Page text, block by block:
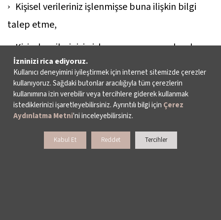
Kişisel verileriniz işlenmişse buna ilişkin bilgi
talep etme,
Kişisel verilerinizin işlenme amacını ve bunların
amacına uygun kullanılıp kullanılmadığını
öğrenme,
Yurt içinde veya yurt dışında kişisel verilerinizin
aktarıldığı üçüncü kişileri bilme,
Kişisel verilerinizin eksik veya yanlış işlenmiş
İzninizi rica ediyoruz.
Kullanıcı deneyimini iyileştirmek için internet sitemizde çerezler
kullanıyoruz. Sağdaki butonlar aracılığıyla tüm çerezlerin
kullanımına izin verebilir veya tercihlere giderek kullanmak
istediklerinizi işaretleyebilirsiniz. Ayrıntılı bilgi için Çerez
Aydınlatma Metni'ni inceleyebilirsiniz.
Kabul Et Reddet Tercihler